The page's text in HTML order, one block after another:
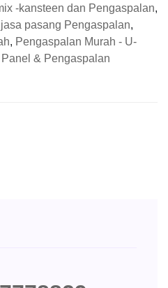
-kansteen dan Pengaspalan,
pasang Pengaspalan,
, Pengaspalan Murah - U-
Panel & Pengaspalan